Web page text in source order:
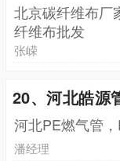
北京碳纤维布厂
纤维布批发
张嵘
20、河北皓源
河北PE燃气管
潘经理